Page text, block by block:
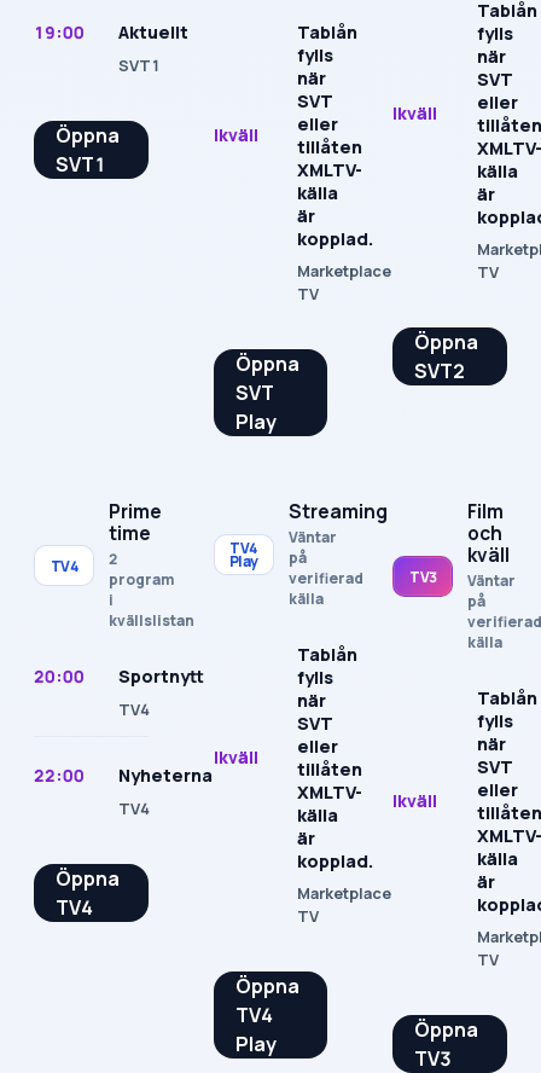
19:00 Aktuellt
SVT1
Öppna
SVT1
Ikväll
Tablån
fylls
när
SVT
eller
tillåten
XMLTV-
källa
är
kopplad.
Marketplace
TV
Öppna
SVT
Play
Ikväll
Tablån
fylls
när
SVT
eller
tillåten
XMLTV-
källa
är
TV
Öppna
SVT2
TV4
Prime
time
2
program
i
kvällslistan
20:00 Sportnytt
TV4
22:00 Nyheterna
TV4
Öppna
TV4
TV4
Play
Streaming
Väntar
på
verifierad
källa
Ikväll
Tablån
fylls
när
SVT
eller
tillåten
XMLTV-
källa
är
kopplad.
Marketplace
TV
Öppna
TV4
Play
TV3
Film
och
kväll
Väntar
på
källa
Ikväll
Tablån
fylls
när
SVT
eller
tillåten
XMLTV-
källa
är
TV
Öppna
TV3